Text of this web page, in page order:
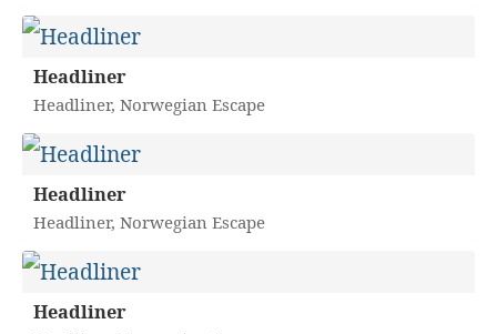
Headliner
Headliner, Norwegian Escape
Headliner
Headliner, Norwegian Escape
Headliner